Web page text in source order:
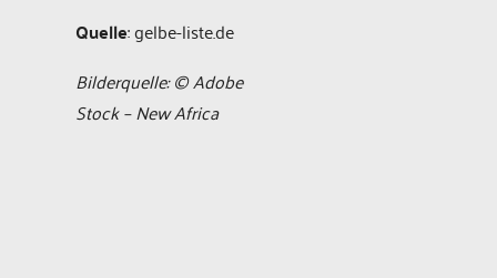
Quelle: gelbe-liste.de
Bilderquelle: © Adobe
Stock – New Africa